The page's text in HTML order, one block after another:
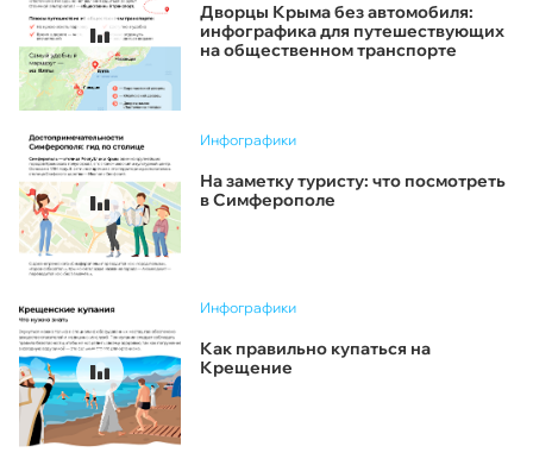
Дворцы Крыма без автомобиля:
инфографика для путешествующих
на общественном транспорте
Инфографики
На заметку туристу: что посмотреть
в Симферополе
Инфографики
Как правильно купаться на
Крещение